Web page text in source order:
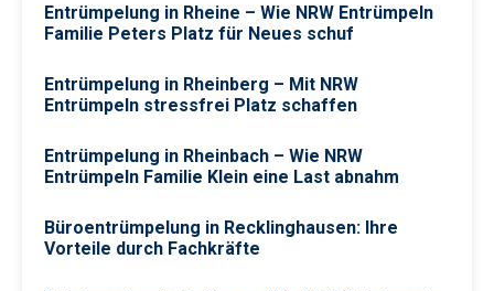
Entrümpelung in Rheine – Wie NRW Entrümpeln
Familie Peters Platz für Neues schuf
Entrümpelung in Rheinberg – Mit NRW
Entrümpeln stressfrei Platz schaffen
Entrümpelung in Rheinbach – Wie NRW
Entrümpeln Familie Klein eine Last abnahm
Büroentrümpelung in Recklinghausen: Ihre
Vorteile durch Fachkräfte